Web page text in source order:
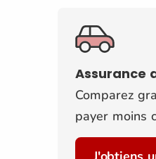
Assurance
Comparez
payer moins